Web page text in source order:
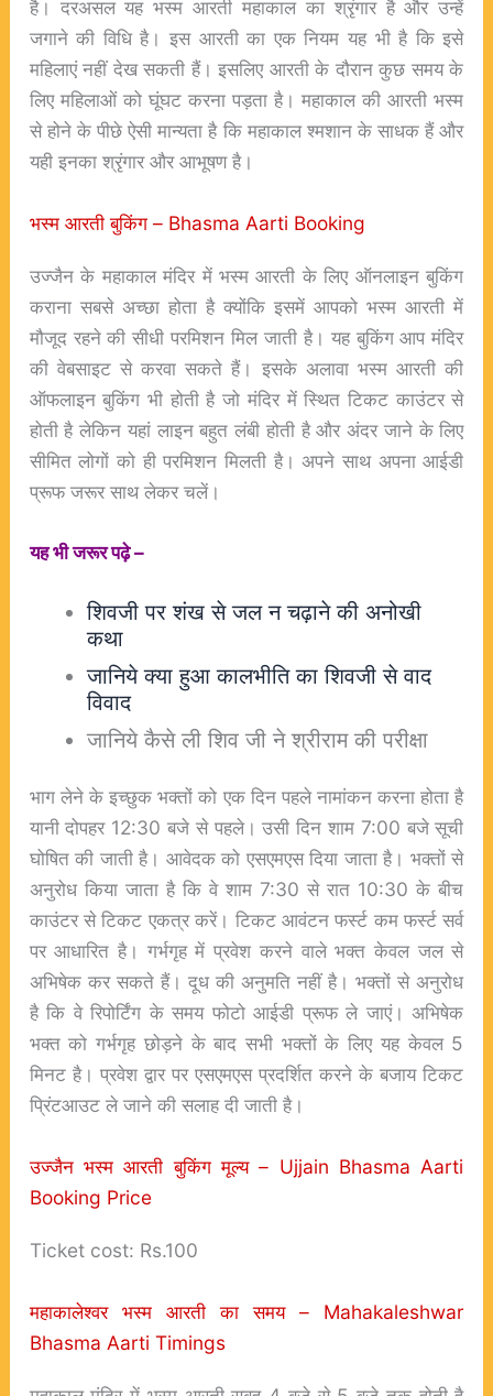
है। दरअसल यह भस्‍म आरती महाकाल का श्रृंगार है और उन्हें
जगाने की व‌िध‌ि है। इस आरती का एक न‌ियम यह भी है क‌ि इसे
मह‌िलाएं नहीं देख सकती हैं। इसल‌िए आरती के दौरान कुछ समय के
ल‌िए मह‌िलाओं को घूंघट करना पड़ता है। महाकाल की आरती भस्‍म
से होने के पीछे ऐसी मान्यता है क‌ि महाकाल श्मशान के साधक हैं और
यही इनका श्रृंगार और आभूषण है।
भस्म आरती बुकिंग – Bhasma Aarti Booking
उज्जैन के महाकाल मंदिर में भस्म आरती के लिए ऑनलाइन बुकिंग
कराना सबसे अच्छा होता है क्योंकि इसमें आपको भस्म आरती में
मौजूद रहने की सीधी परमिशन मिल जाती है। यह बुकिंग आप मंदिर
की वेबसाइट से करवा सकते हैं। इसके अलावा भस्म आरती की
ऑफलाइन बुकिंग भी होती है जो मंदिर में स्थित टिकट काउंटर से
होती है लेकिन यहां लाइन बहुत लंबी होती है और अंदर जाने के लिए
सीमित लोगों को ही परमिशन मिलती है। अपने साथ अपना आईडी
प्रूफ जरूर साथ लेकर चलें।
यह भी जरूर पढ़े –
शिवजी पर शंख से जल न चढ़ाने की अनोखी
कथा
जानिये क्या हुआ कालभीति का शिवजी से वाद
विवाद
जानिये कैसे ली शिव जी ने श्रीराम की परीक्षा
भाग लेने के इच्छुक भक्तों को एक दिन पहले नामांकन करना होता है
यानी दोपहर 12:30 बजे से पहले। उसी दिन शाम 7:00 बजे सूची
घोषित की जाती है। आवेदक को एसएमएस दिया जाता है। भक्तों से
अनुरोध किया जाता है कि वे शाम 7:30 से रात 10:30 के बीच
काउंटर से टिकट एकत्र करें। टिकट आवंटन फर्स्ट कम फर्स्ट सर्व
पर आधारित है। गर्भगृह में प्रवेश करने वाले भक्त केवल जल से
अभिषेक कर सकते हैं। दूध की अनुमति नहीं है। भक्तों से अनुरोध
है कि वे रिपोर्टिंग के समय फोटो आईडी प्रूफ ले जाएं। अभिषेक
भक्त को गर्भगृह छोड़ने के बाद सभी भक्तों के लिए यह केवल 5
मिनट है। प्रवेश द्वार पर एसएमएस प्रदर्शित करने के बजाय टिकट
प्रिंटआउट ले जाने की सलाह दी जाती है।
उज्जैन भस्म आरती बुकिंग मूल्य – Ujjain Bhasma Aarti
Booking Price
Ticket cost: Rs.100
महाकालेश्वर भस्म आरती का समय – Mahakaleshwar
Bhasma Aarti Timings